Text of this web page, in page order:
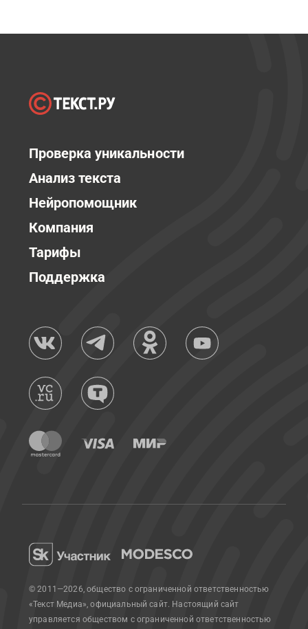
Проверка уникальности
Анализ текста
Нейропомощник
Компания
Тарифы
Поддержка
© 2011—2026, общество с ограниченной ответственностью
«Текст Медиа», официальный сайт. Настоящий сайт
управляется обществом с ограниченной ответственностью